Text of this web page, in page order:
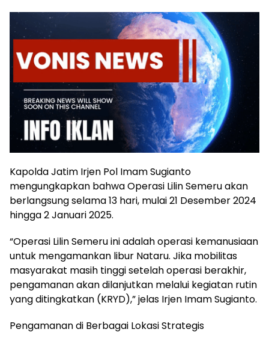
Kapolda Jatim Irjen Pol Imam Sugianto
mengungkapkan bahwa Operasi Lilin Semeru akan
berlangsung selama 13 hari, mulai 21 Desember 2024
hingga 2 Januari 2025.
“Operasi Lilin Semeru ini adalah operasi kemanusiaan
untuk mengamankan libur Nataru. Jika mobilitas
masyarakat masih tinggi setelah operasi berakhir,
pengamanan akan dilanjutkan melalui kegiatan rutin
yang ditingkatkan (KRYD),” jelas Irjen Imam Sugianto.
Pengamanan di Berbagai Lokasi Strategis